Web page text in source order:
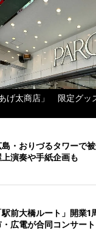
げ太商店」 限定グッ
島・おりづるタワーで
上演奏や手紙企画も
駅前大橋ルート」開業
・広電が合同コンサート